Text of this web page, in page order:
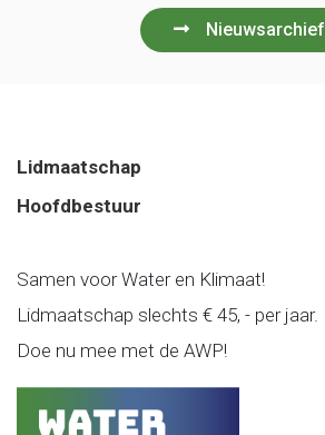
Nieuwsarchief
Lidmaatschap
Hoofdbestuur
Samen voor Water en Klimaat!
Lidmaatschap slechts € 45, - per jaar.
Doe nu mee met de AWP!